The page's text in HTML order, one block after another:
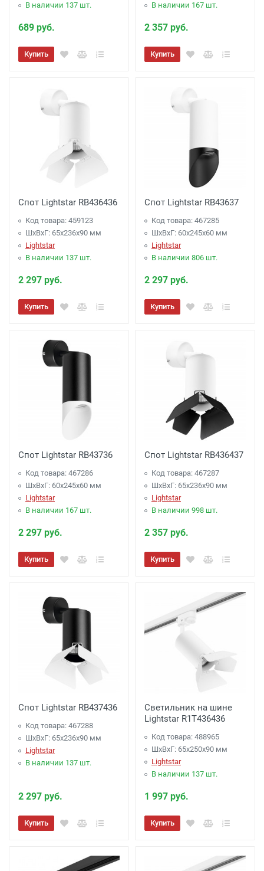
В наличии 137 шт.
689 руб.
Купить
В наличии 167 шт.
2 357 руб.
Купить
Спот Lightstar RB436436
Код товара: 459123
ШхВхГ: 65x236x90 мм
Lightstar
В наличии 137 шт.
2 297 руб.
Купить
Спот Lightstar RB43637
Код товара: 467285
ШхВхГ: 60x245x60 мм
Lightstar
В наличии 806 шт.
2 297 руб.
Купить
Спот Lightstar RB43736
Код товара: 467286
ШхВхГ: 60x245x60 мм
Lightstar
В наличии 167 шт.
2 297 руб.
Купить
Спот Lightstar RB436437
Код товара: 467287
ШхВхГ: 65x236x90 мм
Lightstar
В наличии 998 шт.
2 357 руб.
Купить
Спот Lightstar RB437436
Код товара: 467288
ШхВхГ: 65x236x90 мм
Lightstar
В наличии 137 шт.
2 297 руб.
Купить
Светильник на шине
Lightstar R1T436436
Код товара: 488965
ШхВхГ: 65x250x90 мм
Lightstar
В наличии 137 шт.
1 997 руб.
Купить